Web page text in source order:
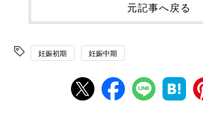
元記事へ戻る
妊娠初期 妊娠中期